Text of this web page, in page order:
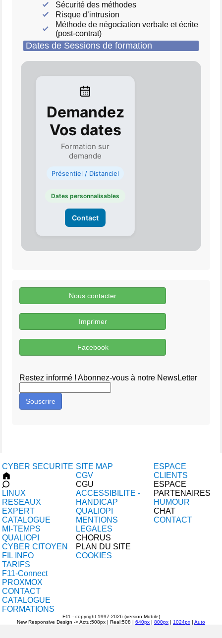
Sécurité des méthodes
Risque d’intrusion
Méthode de négociation verbale et écrite
(post-contrat)
Dates de Sessions de formation
Demandez
Vos dates
Formation sur
demande
Présentiel / Distanciel
Dates personnalisables
Contact
Nous contacter
Imprimer
Facebook
Restez informé ! Abonnez-vous à notre NewsLetter
Souscrire
CYBER SECURITE
LINUX
RESEAUX
EXPERT
CATALOGUE
MI-TEMPS
QUALIOPI
CYBER CITOYEN
FIL INFO
TARIFS
F11-Connect
PROXMOX
CONTACT
CATALOGUE
FORMATIONS
SITE MAP
CGV
CGU
ACCESSIBILITE -
HANDICAP
QUALIOPI
MENTIONS
LEGALES
CHORUS
PLAN DU SITE
COOKIES
ESPACE
CLIENTS
ESPACE
PARTENAIRES
HUMOUR
CHAT
CONTACT
F11 - copyright 1997-2026 (version Mobile)
New Responsive Design -> Actu:508px | Real:508 | 640px | 800px | 1024px | Auto